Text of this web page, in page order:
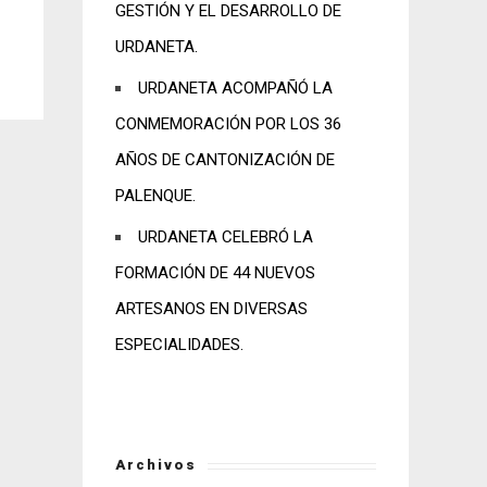
GESTIÓN Y EL DESARROLLO DE
URDANETA.
URDANETA ACOMPAÑÓ LA
CONMEMORACIÓN POR LOS 36
AÑOS DE CANTONIZACIÓN DE
PALENQUE.
URDANETA CELEBRÓ LA
FORMACIÓN DE 44 NUEVOS
ARTESANOS EN DIVERSAS
ESPECIALIDADES.
Archivos